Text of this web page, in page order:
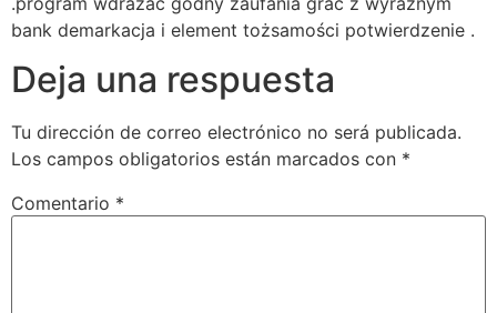
bank demarkacja i element tożsamości potwierdzenie .
Deja una respuesta
Tu dirección de correo electrónico no será publicada.
Los campos obligatorios están marcados con *
Comentario *